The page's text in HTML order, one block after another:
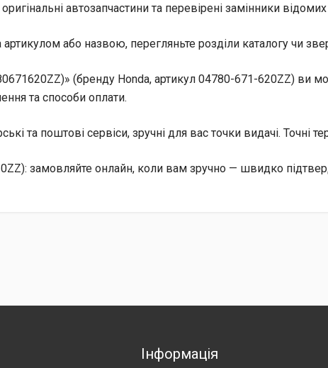
автозапчастини та перевірені замінники
або назвою, перегляньте розділи каталогу чи
(бренду Honda, артикул 04780-671-620ZZ) ви
та способи оплати.
та поштові сервіси, зручні для вас точки видачі. Точні
замовляйте онлайн, коли вам зручно — швидко
Інформація